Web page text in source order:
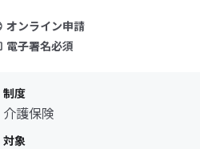
オンライン申請
電子署名必須
制度
介護保険
対象